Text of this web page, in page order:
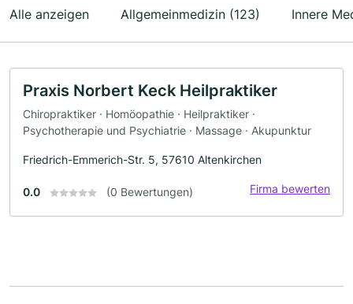
Alle anzeigen Allgemeinmedizin (123) Innere
Praxis Norbert Keck Heilpraktiker
Chiropraktiker · Homöopathie · Heilpraktiker ·
Psychotherapie und Psychiatrie · Massage · Akupunktur
Friedrich-Emmerich-Str. 5, 57610 Altenkirchen
0.0 (0 Bewertungen) Firma bewerten